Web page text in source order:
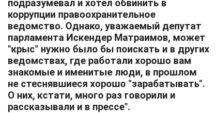
подразумевал и хотел обвинить в
коррупции правоохранительное
ведомство. Однако, уважаемый депутат
парламента Искендер Матраимов, может
"крыс" нужно было бы поискать и в других
ведомствах, где работали хорошо вам
знакомые и именитые люди, в прошлом
не стеснявшиеся хорошо "зарабатывать".
О них, кстати, много раз говорили и
рассказывали и в прессе".